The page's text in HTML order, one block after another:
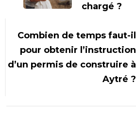
chargé ?
Combien de temps faut-il
pour obtenir l’instruction
d’un permis de construire à
Aytré ?